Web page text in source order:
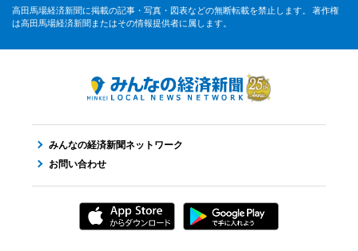
高田馬場経済新聞に掲載の記事・写真・図表などの無断転載を禁止します。 著作権
は高田馬場経済新聞またはその情報提供者に属します。
みんなの経済新聞ネットワーク
お問い合わせ